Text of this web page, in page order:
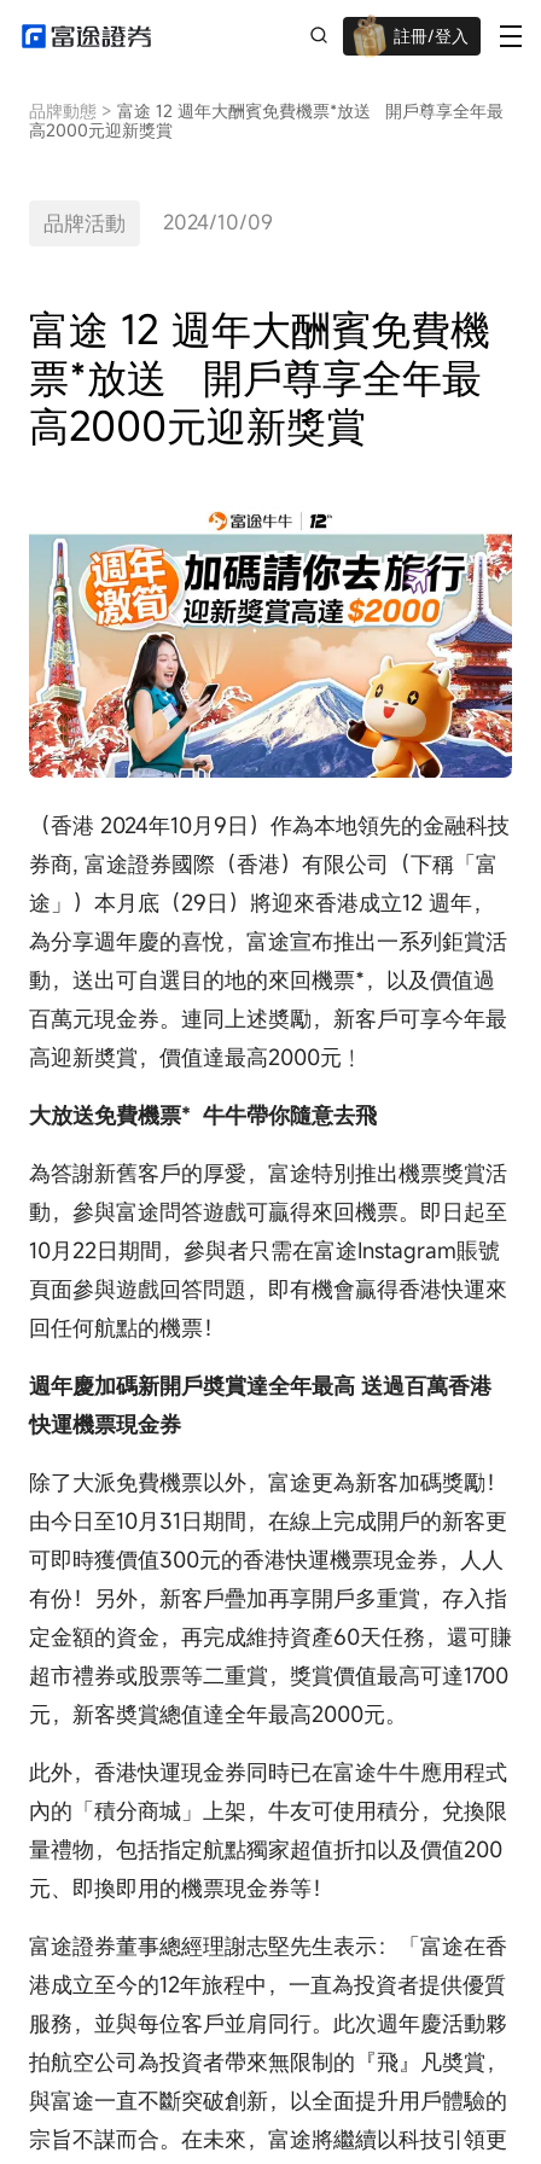
註冊/登入
品牌動態> 富途 12 週年大酬賓免費機票*放送 開戶尊享全年最
高2000元迎新獎賞
品牌活動 2024/10/09
富途 12 週年大酬賓免費機
票*放送 開戶尊享全年最
高2000元迎新獎賞
（香港 2024年10月9日）作為本地領先的金融科技
券商, 富途證券國際（香港）有限公司（下稱「富
途」）本月底（29日）將迎來香港成立12 週年，
為分享週年慶的喜悅，富途宣布推出一系列鉅賞活
動，送出可自選目的地的來回機票*，以及價值過
百萬元現金券。連同上述奬勵，新客戶可享今年最
高迎新奬賞，價值達最高2000元﹗
大放送免費機票* 牛牛帶你隨意去飛
為答謝新舊客戶的厚愛，富途特別推出機票獎賞活
動，參與富途問答遊戲可贏得來回機票。即日起至
10月22日期間，參與者只需在富途Instagram賬號
頁面參與遊戲回答問題，即有機會贏得香港快運來
回任何航點的機票！
週年慶加碼新開戶奬賞達全年最高 送過百萬香港
快運機票現金券
除了大派免費機票以外，富途更為新客加碼獎勵！
由今日至10月31日期間，在線上完成開戶的新客更
可即時獲價值300元的香港快運機票現金券，人人
有份！另外，新客戶疊加再享開戶多重賞，存入指
定金額的資金，再完成維持資產60天任務，還可賺
超市禮券或股票等二重賞，獎賞價值最高可達1700
元，新客奬賞總值達全年最高2000元。
此外，香港快運現金券同時已在富途牛牛應用程式
內的「積分商城」上架，牛友可使用積分，兌換限
量禮物，包括指定航點獨家超值折扣以及價值200
元、即換即用的機票現金券等！
富途證券董事總經理謝志堅先生表示：「富途在香
港成立至今的12年旅程中，一直為投資者提供優質
服務，並與每位客戶並肩同行。此次週年慶活動夥
拍航空公司為投資者帶來無限制的『飛』凡奬賞，
與富途一直不斷突破創新，以全面提升用戶體驗的
宗旨不謀而合。在未來，富途將繼續以科技引領更